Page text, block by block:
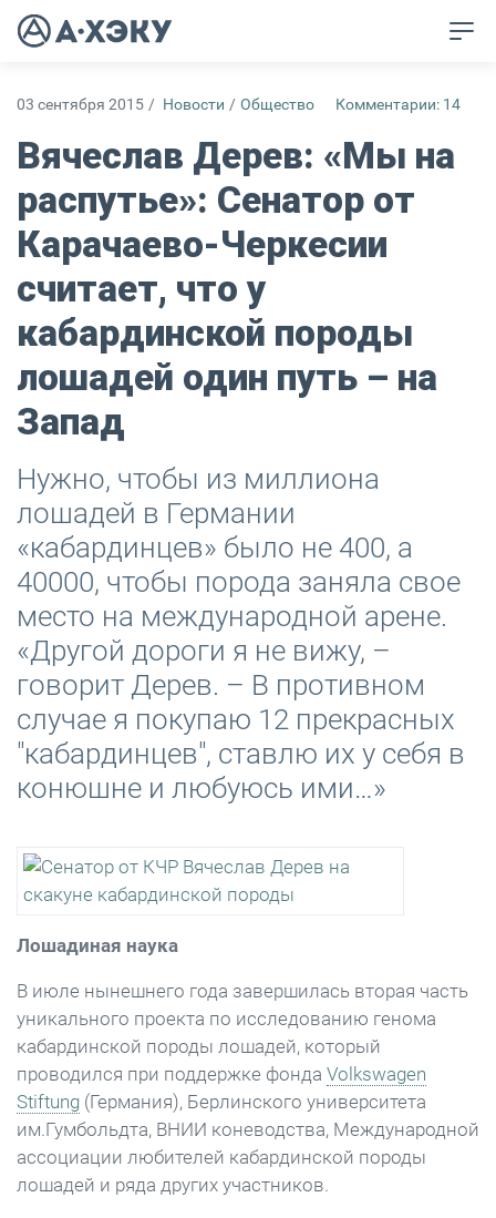
03 сентября 2015 / Новости / Общество Комментарии: 14
Вячеслав Дерев: «Мы на
распутье»: Сенатор от
Карачаево-Черкесии
считает, что у
кабардинской породы
лошадей один путь – на
Запад
Нужно, чтобы из миллиона
лошадей в Германии
«кабардинцев» было не 400, а
40000, чтобы порода заняла свое
место на международной арене.
«Другой дороги я не вижу, –
говорит Дерев. – В противном
случае я покупаю 12 прекрасных
"кабардинцев", ставлю их у себя в
конюшне и любуюсь ими…»
Лошадиная наука
В июле нынешнего года завершилась вторая часть
уникального проекта по исследованию генома
кабардинской породы лошадей, который
проводился при поддержке фонда Volkswagen
Stiftung (Германия), Берлинского университета
им.Гумбольдта, ВНИИ коневодства, Международной
ассоциации любителей кабардинской породы
лошадей и ряда других участников.